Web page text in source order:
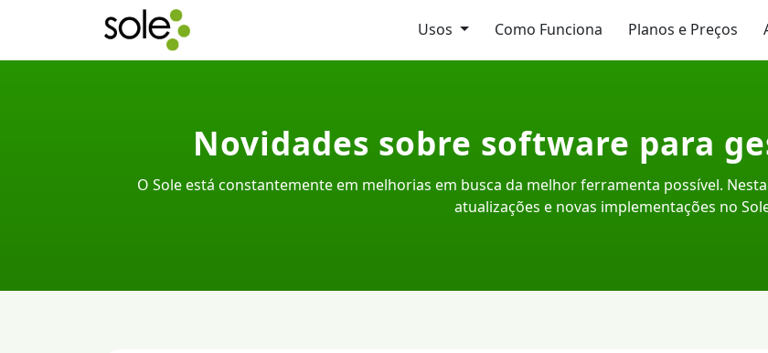
Usos Como Funciona Planos e Preços
Novidades sobre software para
O Sole está constantemente em melhorias em busca da melhor ferramenta possível.
atualizações e novas implementações no